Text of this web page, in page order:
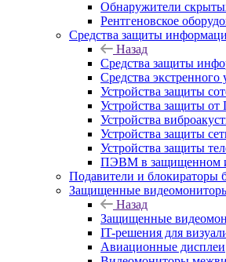
Обнаружители
Рентгеновское
Средства защиты
Назад
Средства защиты
Средства
Устройства защиты
Устройства защиты
Устройства
Устройства защиты
Устройства защиты
ПЭВМ в защищенном
Подавители и блокираторы
Защищенные
Назад
Защищенные
IT-решения для
Авиационные дисплеи